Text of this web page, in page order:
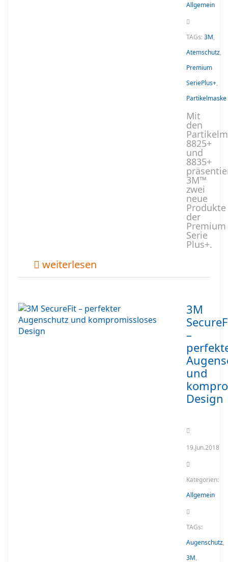
Allgemein
TAGs:3M,
Atemschutz,
Premium
SeriePlus+,
Partikelmaske
Mit
den
8825+
und
8835+
3M™
zwei
neue
Produkte
der
Premium
Serie
Plus+.
weiterlesen
3M
–
und
Design
19.Jun.2018
Kategorien:
Allgemein
TAGs:
Augenschutz,
3M,